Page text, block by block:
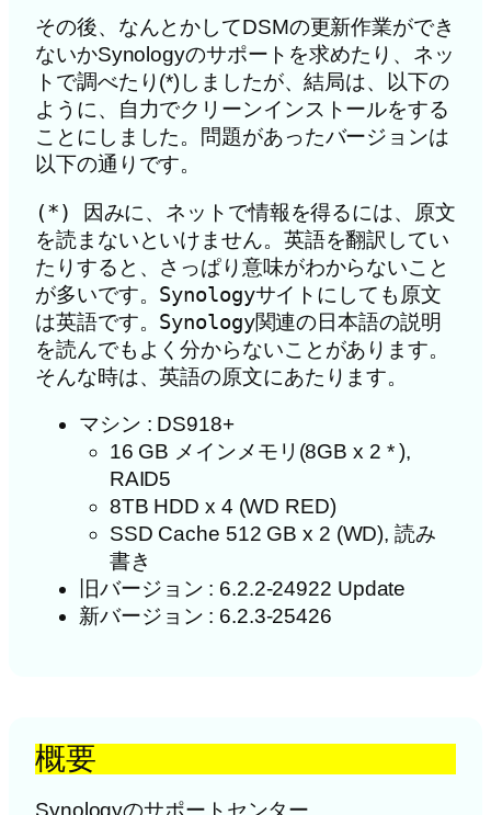
その後、なんとかしてDSMの更新作業ができ
ないかSynologyのサポートを求めたり、ネッ
トで調べたり(*)しましたが、結局は、以下の
ように、自力でクリーンインストールをする
ことにしました。問題があったバージョンは
以下の通りです。
(*) 因みに、ネットで情報を得るには、原文
を読まないといけません。英語を翻訳してい
たりすると、さっぱり意味がわからないこと
が多いです。Synologyサイトにしても原文
は英語です。Synology関連の日本語の説明
を読んでもよく分からないことがあります。
そんな時は、英語の原文にあたります。
マシン : DS918+
16 GB メインメモリ(8GB x 2 * ),
RAID5
8TB HDD x 4 (WD RED)
SSD Cache 512 GB x 2 (WD), 読み
書き
旧バージョン : 6.2.2-24922 Update
新バージョン : 6.2.3-25426
概要
Synologyのサポートセンター